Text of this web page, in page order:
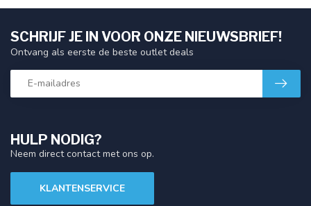
HULP NODIG?
Neem direct contact met ons op.
KLANTENSERVICE
SCHRIJF JE IN VOOR ONZE NIEUWSBRIEF!
Ontvang als eerste de beste outlet deals